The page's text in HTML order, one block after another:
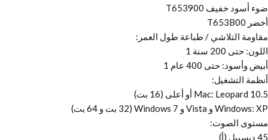
ضوء أسود خفيف T653900
أخضر T653B00
مقاومة التلاشي / طباعة طول العمر:
اللون: حتى 200 سنة 1
أبيض وأسود: حتى 400 عام 1
أنظمة التشغيل:
Mac: Leopard 10.5 أو أعلى (16 بت)
Windows: XP و Vista و Windows 7 (32 بت و 64 بت)
مستوى الصوت:
45 ديسيبل (أ)